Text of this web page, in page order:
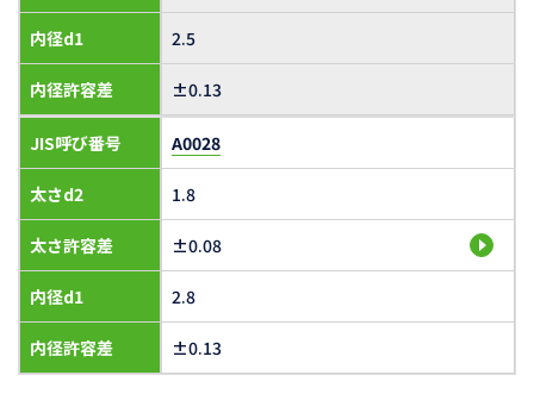
内径d1
内径許容差
2.5
±0.13
JIS呼び番号
太さd2
太さ許容差
内径d1
内径許容差
A0028
1.8
±0.08
2.8
±0.13